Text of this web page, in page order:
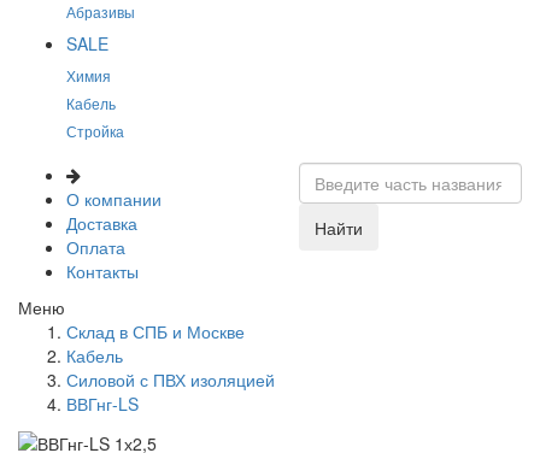
Абразивы
SALE
Химия
Кабель
Стройка
О компании
Доставка
Оплата
Контакты
Найти
Меню
Склад в СПБ и Москве
Кабель
Силовой с ПВХ изоляцией
ВВГнг-LS